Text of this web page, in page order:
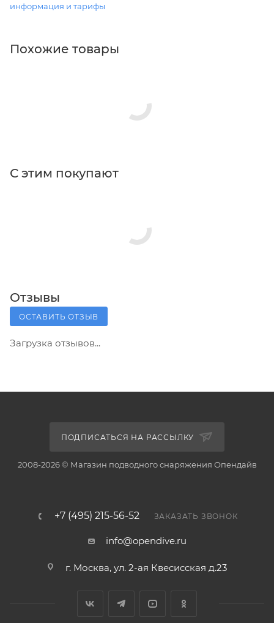
информация и тарифы
Похожие товары
С этим покупают
Отзывы
ОСТАВИТЬ ОТЗЫВ
Загрузка отзывов...
ПОДПИСАТЬСЯ НА РАССЫЛКУ
2008-2026 © Магазин подводного снаряжения Опендайв
+7 (495) 215-56-52 ЗАКАЗАТЬ ЗВОНОК
info@opendive.ru
г. Москва, ул. 2-ая Квесисская д.23